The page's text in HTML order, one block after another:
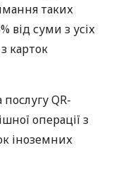
таких
від суми з усіх
карток
QR-
операції з
іноземних